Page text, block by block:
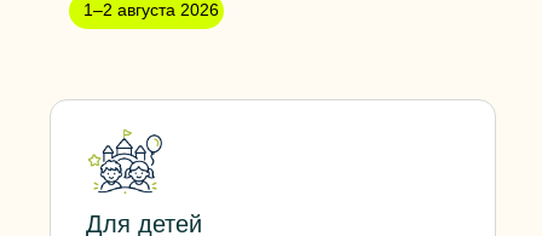
Lounge-зоны, гастрокорт, концертная